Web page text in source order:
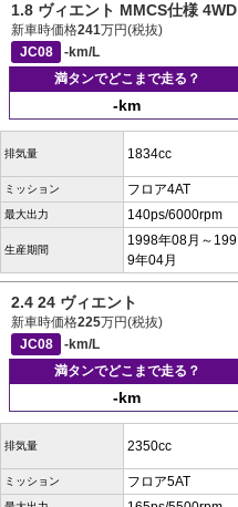
1.8 ヴィエント MMCS仕様 4WD
新車時価格241万円(税抜)
JC08
-km/L
満タンでどこまで走る？
-km
排気量 1834cc
ミッション フロア4AT
最大出力 140ps/6000rpm
生産期間
1998年08月～199
9年04月
2.4 24 ヴィエント
新車時価格225万円(税抜)
JC08
-km/L
満タンでどこまで走る？
-km
排気量 2350cc
ミッション フロア5AT